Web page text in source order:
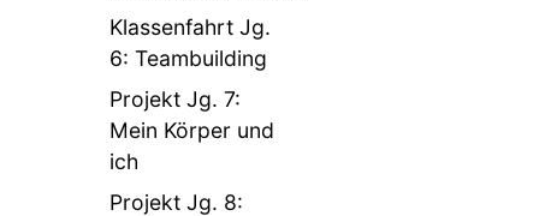
Klassenfahrt Jg.
6: Teambuilding
Projekt Jg. 7:
Mein Körper und
ich
Projekt Jg. 8: